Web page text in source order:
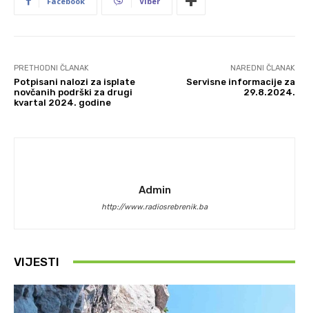
PRETHODNI ČLANAK
Potpisani nalozi za isplate
novčanih podrški za drugi
kvartal 2024. godine
NAREDNI ČLANAK
Servisne informacije za
29.8.2024.
Admin
http://www.radiosrebrenik.ba
VIJESTI